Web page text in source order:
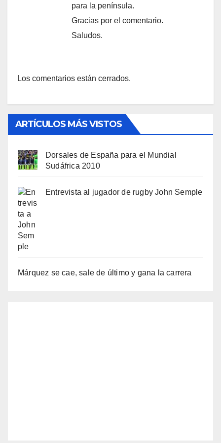
para la península.
Gracias por el comentario.
Saludos.
Los comentarios están cerrados.
ARTÍCULOS MÁS VISTOS
Dorsales de España para el Mundial
Sudáfrica 2010
Entrevista al jugador de rugby John Semple
Márquez se cae, sale de último y gana la carrera